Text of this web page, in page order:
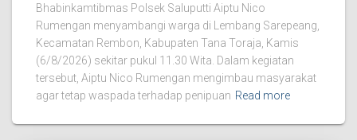
Bhabinkamtibmas Polsek Saluputti Aiptu Nico
Rumengan menyambangi warga di Lembang Sarepeang,
Kecamatan Rembon, Kabupaten Tana Toraja, Kamis
(6/8/2026) sekitar pukul 11.30 Wita. Dalam kegiatan
tersebut, Aiptu Nico Rumengan mengimbau masyarakat
agar tetap waspada terhadap penipuan Read more